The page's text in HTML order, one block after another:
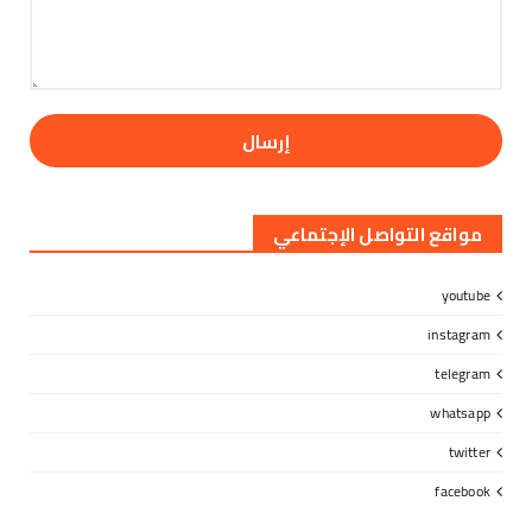
مواقع التواصل الإجتماعي
youtube
instagram
telegram
whatsapp
twitter
facebook